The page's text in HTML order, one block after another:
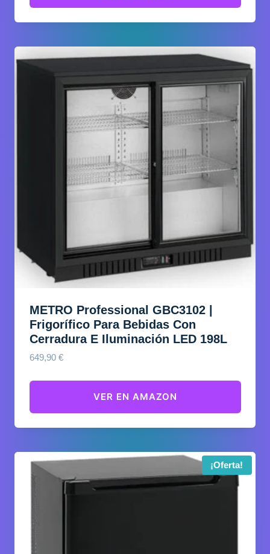
329,90 €.299,90 €.
METRO Professional GBC3102 |
Frigorífico Para Bebidas Con
Cerradura E Iluminación LED 198L
649,90 €
VER EN AMAZON
¡Oferta!